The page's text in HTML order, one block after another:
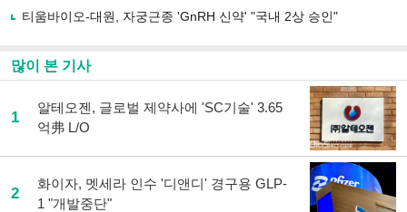
티움바이오-대원, 자궁근종 'GnRH 신약' "국내 2상 승인"
많이 본 기사
1
알테오젠, 글로벌 제약사에 'SC기술' 3.65
억弗 L/O
2
화이자, 멧세라 인수 '디앤디' 경구용 GLP-
1 "개발중단"